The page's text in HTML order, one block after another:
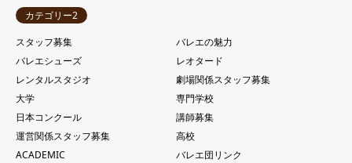
カテゴリー2
スタッフ募集
バレエの魅力
バレエシューズ
レオタード
レンタルスタジオ
劇場関係スタッフ募集
大学
専門学校
日本コンクール
講師募集
運営関係スタッフ募集
高校
ACADEMIC
バレエ団リンク